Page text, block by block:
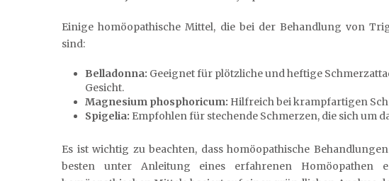
Einige homöopathische Mittel, die bei der Behandlung von
sind:
Belladonna: Geeignet für plötzliche und heftige
Gesicht.
Magnesium phosphoricum: Hilfreich bei krampfartigen
Spigelia: Empfohlen für stechende Schmerzen, die sich um
Es ist wichtig zu beachten, dass homöopathische
besten unter Anleitung eines erfahrenen Homöopathen